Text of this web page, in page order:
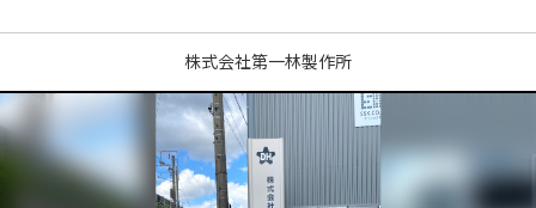
株式会社第一林製作所